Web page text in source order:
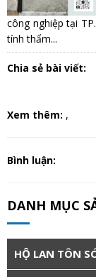
công nghiệp tại
tính thẩm...
Chia sẻ bài viết:
Xem thêm: ,
Bình luận:
DANH MỤC
HỘ LAN TÔN